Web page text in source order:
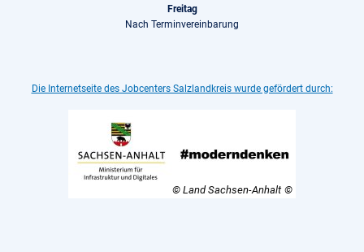
Freitag
Nach Terminvereinbarung
Die Internetseite des Jobcenters Salzlandkreis wurde gefördert durch:
© Land Sachsen-Anhalt